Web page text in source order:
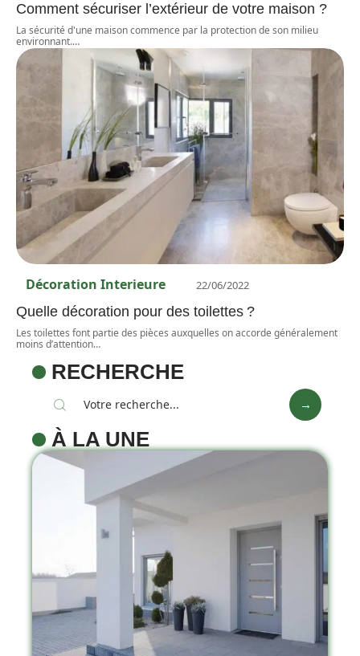
Comment sécuriser l’extérieur de votre maison ?
La sécurité d'une maison commence par la protection de son milieu
environnant.…
Décoration Interieure 22/06/2022
Quelle décoration pour des toilettes ?
Les toilettes font partie des pièces auxquelles on accorde généralement
moins d’attention…
RECHERCHE
À LA UNE